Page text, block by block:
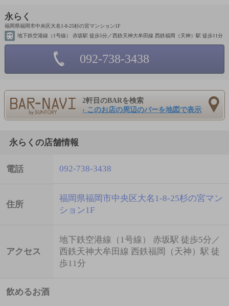
永らく
福岡県福岡市中央区大名1-8-25杉の宮マンション1F
地下鉄空港線（1号線） 赤坂駅 徒歩5分／西鉄天神大牟田線 西鉄福岡（天神）駅 徒歩11分
092-738-3438
2軒目のBARを検索
› このお店の周辺のバーを地図で表示
永らくの店舗情報
電話 092-738-3438
住所
福岡県福岡市中央区大名1-8-25杉の宮マン
ション1F
アクセス
地下鉄空港線（1号線） 赤坂駅 徒歩5分／
西鉄天神大牟田線 西鉄福岡（天神）駅 徒
歩11分
飲めるお酒